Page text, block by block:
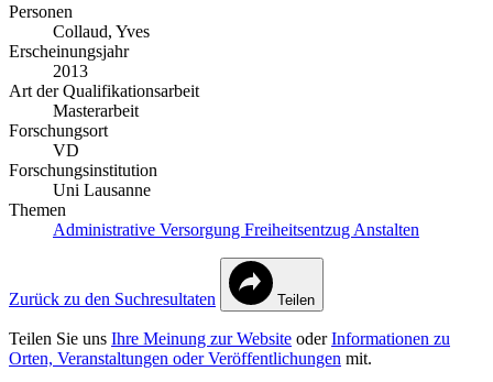
Personen
Collaud, Yves
Erscheinungsjahr
2013
Art der Qualifikationsarbeit
Masterarbeit
Forschungsort
VD
Forschungsinstitution
Uni Lausanne
Themen
Administrative Versorgung Freiheitsentzug Anstalten
Zurück zu den Suchresultaten Teilen
Teilen Sie uns Ihre Meinung zur Website oderInformationen zu
Orten, Veranstaltungen oder Veröffentlichungen mit.